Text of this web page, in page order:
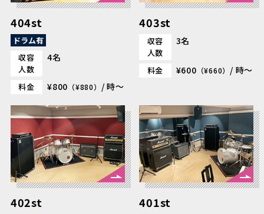
404st
ドラム有
収容
人数
4名
料金 ¥800 （¥880） / 時～
403st
収容
人数
3名
料金 ¥600 （¥660） / 時～
402st 401st